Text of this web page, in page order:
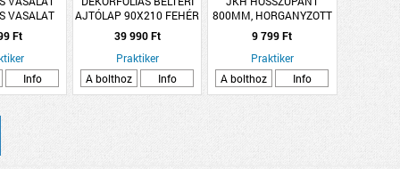
VASALAT
NZ 55MM
LARINA
Ft
Info
AJTÓLAP 90X210 FEHÉR
TELI BAL
39 990 Ft
Praktiker
A bolthoz
Info
800MM, HORGANYZOTT
BELSŐ Y=16
9 799 Ft
Praktiker
A bolthoz
Info